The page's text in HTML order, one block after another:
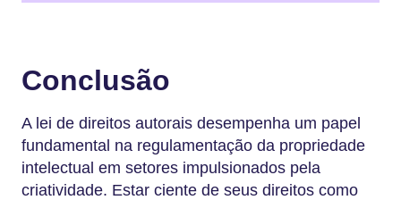
Conclusão
A lei de direitos autorais desempenha um papel
fundamental na regulamentação da propriedade
intelectual em setores impulsionados pela
criatividade. Estar ciente de seus direitos como